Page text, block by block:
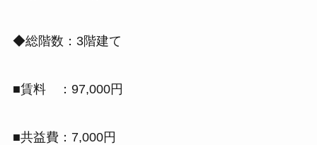
◆総階数：3階建て
■賃料 ：97,000円
■共益費：7,000円